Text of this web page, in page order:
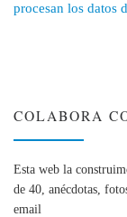
procesan los datos
COLABORA
Esta web la
de 40, anécdotas,
email